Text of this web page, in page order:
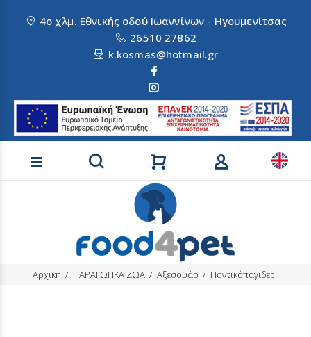
4ο χλμ. Εθνικής οδού Ιωαννίνων - Ηγουμενίτσας
26510 27862
k.kosmas@hotmail.gr
Αναζήτηση προϊόντων
Αρχικη ΠΑΡΑΓΩΓΙΚΑ ΖΩΑ Αξεσουάρ Ποντικόπαγιδες